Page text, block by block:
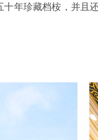
年珍藏档桉，并